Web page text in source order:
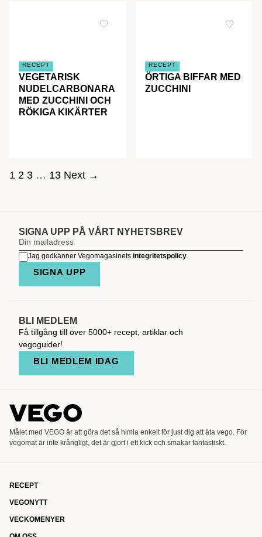
RECEPT
VEGETARISK
NUDELCARBONARA
MED ZUCCHINI OCH
RÖKIGA KIKÄRTER
RECEPT
ÖRTIGA BIFFAR MED
ZUCCHINI
SIDNUMRERING
1 2 3 … 13 Next →
SIGNA UPP PÅ VÅRT NYHETSBREV
Jag godkänner Vegomagasinets integritetspolicy.
SIGNA UPP
BLI MEDLEM
Få tillgång till över 5000+ recept, artiklar och
vegoguider!
BLI MEDLEM IDAG
Målet med VEGO är att göra det så himla enkelt för just dig att äta vego. För
vegomat är inte krångligt, det är gjort i ett kick och smakar fantastiskt.
RECEPT
VEGONYTT
VECKOMENYER